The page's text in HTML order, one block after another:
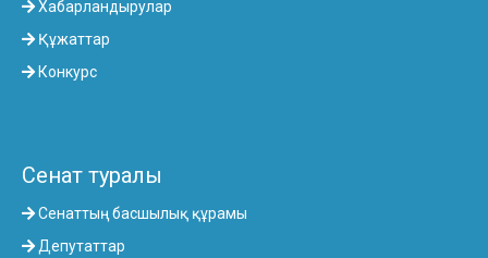
Хабарландырулар
Құжаттар
Конкурс
Сенат туралы
Сенаттың басшылық құрамы
Депутаттар